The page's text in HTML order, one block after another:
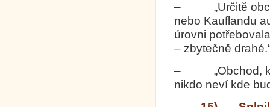
– „Určitě
nebo Kauflandu
úrovni
– zbytečně
– „Obchod,
nikdo neví kde